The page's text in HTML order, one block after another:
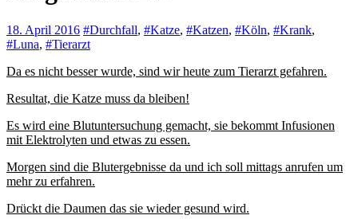
18. April 2016 #Durchfall, #Katze, #Katzen, #Köln, #Krank,
#Luna, #Tierarzt
Da es nicht besser wurde, sind wir heute zum Tierarzt gefahren.
Resultat, die Katze muss da bleiben!
Es wird eine Blutuntersuchung gemacht, sie bekommt Infusionen
mit Elektrolyten und etwas zu essen.
Morgen sind die Blutergebnisse da und ich soll mittags anrufen um
mehr zu erfahren.
Drückt die Daumen das sie wieder gesund wird.